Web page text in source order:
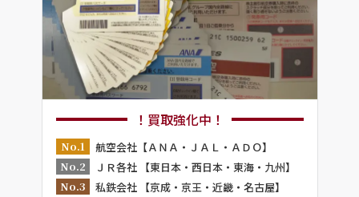
！買取強化中！
No.1
航空会社【ＡＮＡ・ＪＡＬ・ＡＤＯ】
No.2
ＪＲ各社 【東日本・西日本・東海・九州】
No.3
私鉄会社 【京成・京王・近畿・名古屋】